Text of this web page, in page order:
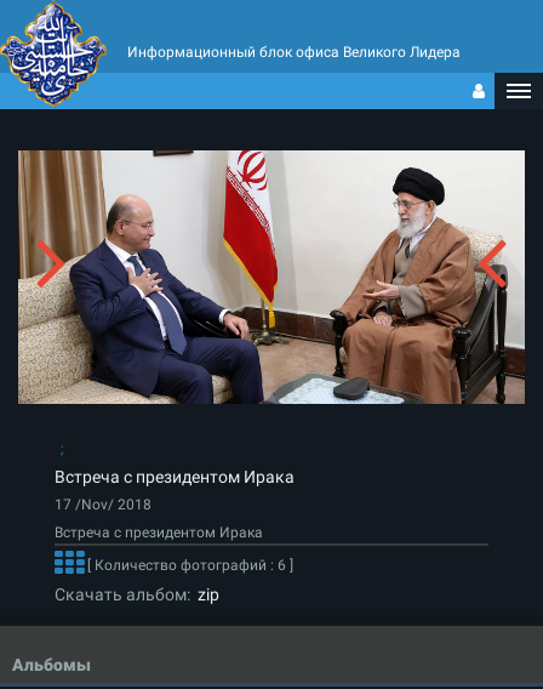
Информационный блок офиса Великого Лидера
Встреча с президентом Ирака
17 /Nov/ 2018
Встреча с президентом Ирака
[ Количество фотографий : 6 ]
Скачать альбом: zip
Альбомы